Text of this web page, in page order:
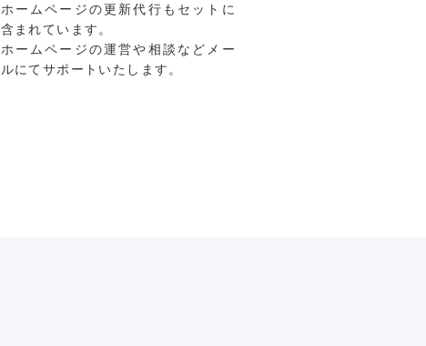
ホームページの更新代行もセットに
含まれています。
ホームページの運営や相談などメー
ルにてサポートいたします。